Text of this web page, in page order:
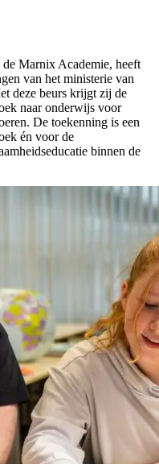
Marnix Academie, heeft
van het ministerie van
deze beurs krijgt zij de
naar onderwijs voor
De toekenning is een
én voor de
binnen de